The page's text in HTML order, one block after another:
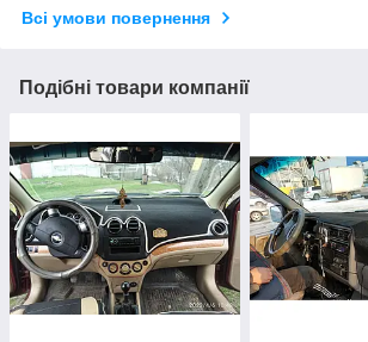
Всі умови повернення
Подібні товари компанії